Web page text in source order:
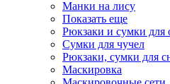
Манки на лису
Показать еще
Рюкзаки и сумки для
Сумки для чучел
Рюкзаки, сумки для
Маскировка